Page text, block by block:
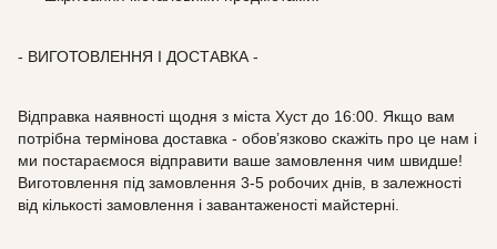
- ВИГОТОВЛЕННЯ І ДОСТАВКА -
Відправка наявності щодня з міста Хуст до 16:00. Якщо вам
потрібна термінова доставка - обов’язково скажіть про це нам і
ми постараємося відправити ваше замовлення чим швидше!
Виготовлення під замовлення 3-5 робочих днів, в залежності
від кількості замовлення і завантаженості майстерні.